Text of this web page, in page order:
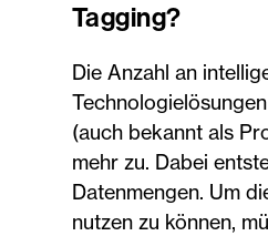
Tagging?
Die Anzahl an
(auch bekannt als
mehr zu. Dabei
Datenmengen. Um
nutzen zu können,